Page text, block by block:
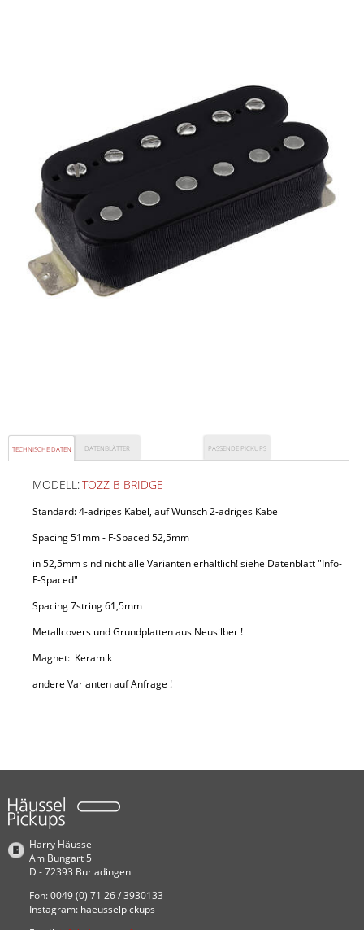
TECHNISCHE DATEN DATENBLÄTTER PASSENDE PICKUPS
MODELL:TOZZ B BRIDGE
Standard: 4-adriges Kabel, auf Wunsch 2-adriges Kabel
Spacing 51mm - F-Spaced 52,5mm
in 52,5mm sind nicht alle Varianten erhältlich! siehe Datenblatt "Info-
F-Spaced"
Spacing 7string 61,5mm
Metallcovers und Grundplatten aus Neusilber !
Magnet: Keramik
andere Varianten auf Anfrage !
VIN+ N NECK
Preis: 135,00 €
Harry Häussel
Am Bungart 5
D - 72393 Burladingen
Fon: 0049 (0) 71 26 / 3930133
Instagram: haeusselpickups